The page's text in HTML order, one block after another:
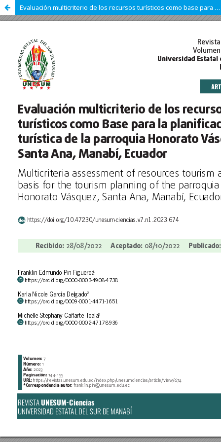
Evaluación multicriterio de los recursos turísticos como base para la planificación turística de la parroquia Honorato Vásquez, Santa Ana, Manabí, Ecuador